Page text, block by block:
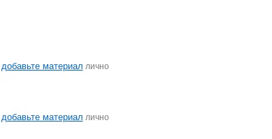
добавьте материал лично
добавьте материал лично